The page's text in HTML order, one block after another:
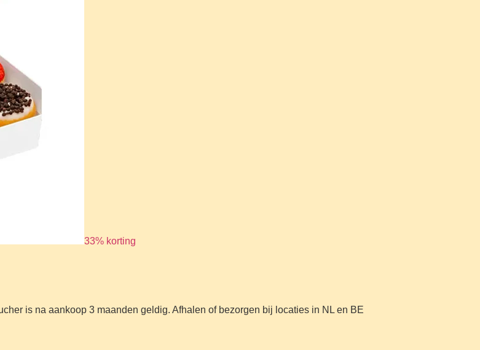
33% korting
is na aankoop 3 maanden geldig. Afhalen of bezorgen bij locaties in NL en BE